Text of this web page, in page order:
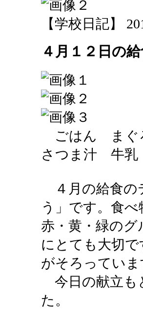
【学校日記】
４月１２日の
ごはん まぐ
さつま汁 牛乳
４月の給食の
う」です。食
赤・黄・緑の
にとても大切
がそろっていま
今日の献立も
た。